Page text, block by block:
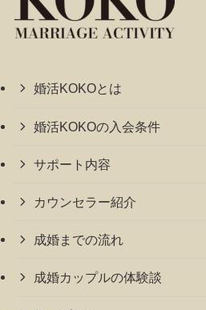
婚活KOKOとは
婚活KOKOの入会条件
サポート内容
カウンセラー紹介
成婚までの流れ
成婚カップルの体験談